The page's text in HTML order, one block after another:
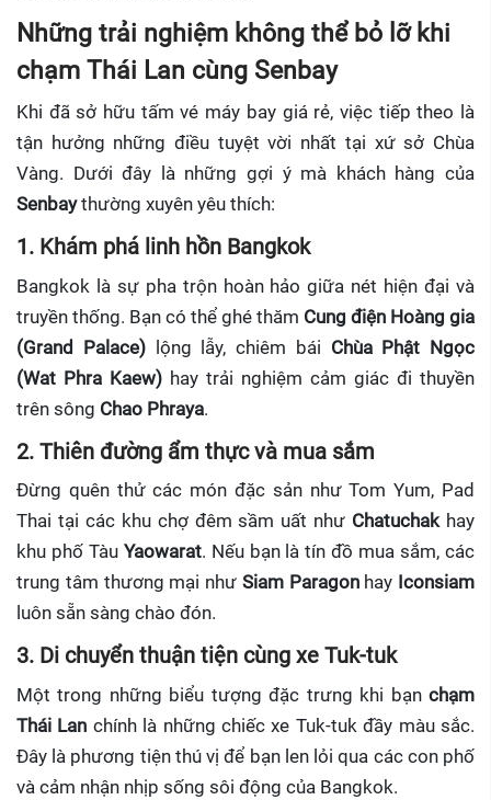
Những trải nghiệm không thể bỏ lỡ khi
chạm Thái Lan cùng Senbay
Khi đã sở hữu tấm vé máy bay giá rẻ, việc tiếp theo là
tận hưởng những điều tuyệt vời nhất tại xứ sở Chùa
Vàng. Dưới đây là những gợi ý mà khách hàng của
Senbaythường xuyên yêu thích:
1. Khám phá linh hồn Bangkok
Bangkok là sự pha trộn hoàn hảo giữa nét hiện đại và
truyền thống. Bạn có thể ghé thăm Cung điện Hoàng gia
(Grand Palace)lộng lẫy, chiêm bái Chùa Phật Ngọc
(Wat Phra Kaew) hay trải nghiệm cảm giác đi thuyền
trên sông Chao Phraya.
2. Thiên đường ẩm thực và mua sắm
Đừng quên thử các món đặc sản như Tom Yum, Pad
Thai tại các khu chợ đêm sầm uất như Chatuchakhay
khu phố Tàu Yaowarat. Nếu bạn là tín đồ mua sắm, các
trung tâm thương mại như Siam Paragonhay Iconsiam
luôn sẵn sàng chào đón.
3. Di chuyển thuận tiện cùng xe Tuk-tuk
Một trong những biểu tượng đặc trưng khi bạn chạm
Thái Lan chính là những chiếc xe Tuk-tuk đầy màu sắc.
Đây là phương tiện thú vị để bạn len lỏi qua các con phố
và cảm nhận nhịp sống sôi động của Bangkok.